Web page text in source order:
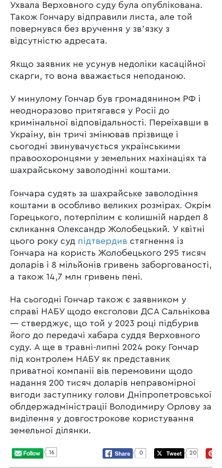
Ухвала Верховного суду була опублікована.
Також Гончару відправили листа, але той
повернувся без вручення у звʼязку з
відсутністю адресата.
Якщо заявник не усунув недоліки касаційної
скарги, то вона вважається неподаною.
У минулому Гончар був громадянином РФ і
неодноразово притягався у Росії до
кримінальної відповідальності. Переїхавши в
Україну, він тричі змінював прізвище і
сьогодні звинувачується українськими
правоохоронцями у земельних махінаціях та
шахрайському заволодінні коштами.
Гончара судять за шахрайське заволодіння
коштами в особливо великих розмірах. Окрім
Горецького, потерпілим є колишній нардеп 8
скликання Олександр Жолобецький. У квітні
цього року суд підтвердив стягнення із
Гончара на користь Жолобецького 295 тисяч
доларів і 8 мільйонів гривень заборгованості,
а також 14,7 млн гривень пені.
На сьогодні Гончар також є заявником у
справі НАБУ щодо ексголови ДСА Сальнікова
— стверджує, що той у 2023 році підбурив
його до передачі хабара суддя Верховного
суду. А ще в травні-липні 2024 року Гончар
під контролем НАБУ як представник
приватної компанії вів перемовини щодо
надання 200 тисяч доларів неправомірної
вигоди заступнику голови Дніпропетровської
облдержадміністрації Володимиру Орлову за
виділення у довгострокове користування
земельної ділянки.
16 0 20